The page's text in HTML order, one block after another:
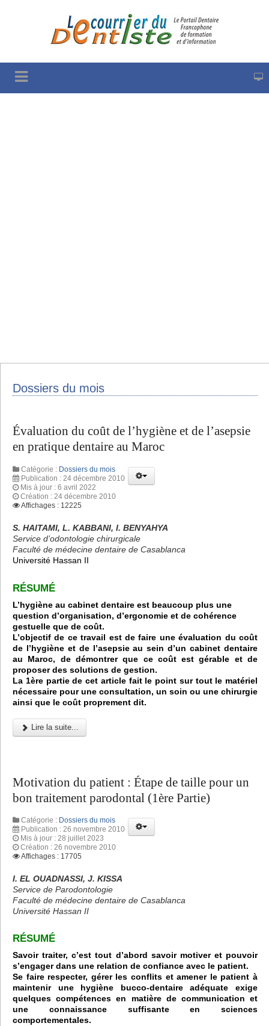
Dossiers du mois
Évaluation du coût de l’hygiène et de l’asepsie
en pratique dentaire au Maroc
Catégorie : Dossiers du mois
Publication : 24 décembre 2010
Mis à jour : 6 avril 2022
Création : 24 décembre 2010
Affichages : 12225
S. HAITAMI, L. KABBANI, I. BENYAHYA
Service d’odontologie chirurgicale
Faculté de médecine dentaire de Casablanca
Université Hassan II
RÉSUMÉ
L’hygiène au cabinet dentaire est beaucoup plus une
question d’organisation, d’ergonomie et de cohérence
gestuelle que de coût.
L’objectif de ce travail est de faire une évaluation du coût
de l’hygiène et de l’asepsie au sein d’un cabinet dentaire
au Maroc, de démontrer que ce coût est gérable et de
proposer des solutions de gestion.
La 1ère partie de cet article fait le point sur tout le matériel
nécessaire pour une consultation, un soin ou une chirurgie
ainsi que le coût proprement dit.
Lire la suite...
Motivation du patient : Étape de taille pour un
bon traitement parodontal (1ère Partie)
Catégorie : Dossiers du mois
Publication : 26 novembre 2010
Mis à jour : 28 juillet 2023
Création : 26 novembre 2010
Affichages : 17705
I. EL OUADNASSI, J. KISSA
Service de Parodontologie
Faculté de médecine dentaire de Casablanca
Université Hassan II
RÉSUMÉ
Savoir traiter, c’est tout d’abord savoir motiver et pouvoir
s’engager dans une relation de confiance avec le patient.
Se faire respecter, gérer les conflits et amener le patient à
maintenir une hygiène bucco-dentaire adéquate exige
quelques compétences en matière de communication et
une connaissance suffisante en sciences
comportementales.